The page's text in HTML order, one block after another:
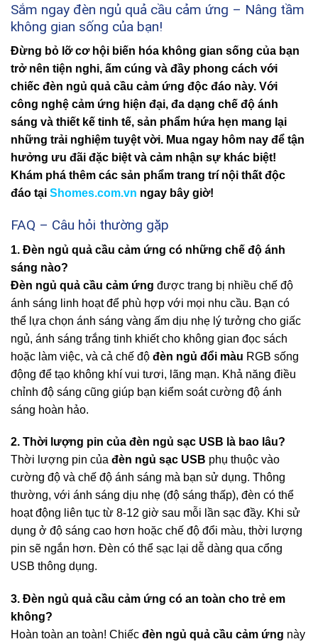
Sắm ngay đèn ngủ quả cầu cảm ứng – Nâng tầm
không gian sống của bạn!
Đừng bỏ lỡ cơ hội biến hóa không gian sống của bạn
trở nên tiện nghi, ấm cúng và đầy phong cách với
chiếc đèn ngủ quả cầu cảm ứng độc đáo này. Với
công nghệ cảm ứng hiện đại, đa dạng chế độ ánh
sáng và thiết kế tinh tế, sản phẩm hứa hẹn mang lại
những trải nghiệm tuyệt vời. Mua ngay hôm nay để tận
hưởng ưu đãi đặc biệt và cảm nhận sự khác biệt!
Khám phá thêm các sản phẩm trang trí nội thất độc
đáo tại Shomes.com.vn ngay bây giờ!
FAQ – Câu hỏi thường gặp
1. Đèn ngủ quả cầu cảm ứng có những chế độ ánh
sáng nào?
Đèn ngủ quả cầu cảm ứng được trang bị nhiều chế độ
ánh sáng linh hoạt để phù hợp với mọi nhu cầu. Bạn có
thể lựa chọn ánh sáng vàng ấm dịu nhẹ lý tưởng cho giấc
ngủ, ánh sáng trắng tinh khiết cho không gian đọc sách
hoặc làm việc, và cả chế độ đèn ngủ đổi màu RGB sống
động để tạo không khí vui tươi, lãng mạn. Khả năng điều
chỉnh độ sáng cũng giúp bạn kiểm soát cường độ ánh
sáng hoàn hảo.
2. Thời lượng pin của đèn ngủ sạc USB là bao lâu?
Thời lượng pin của đèn ngủ sạc USB phụ thuộc vào
cường độ và chế độ ánh sáng mà bạn sử dụng. Thông
thường, với ánh sáng dịu nhẹ (độ sáng thấp), đèn có thể
hoạt động liên tục từ 8-12 giờ sau mỗi lần sạc đầy. Khi sử
dụng ở độ sáng cao hơn hoặc chế độ đổi màu, thời lượng
pin sẽ ngắn hơn. Đèn có thể sạc lại dễ dàng qua cổng
USB thông dụng.
3. Đèn ngủ quả cầu cảm ứng có an toàn cho trẻ em
không?
Hoàn toàn an toàn! Chiếc đèn ngủ quả cầu cảm ứng này